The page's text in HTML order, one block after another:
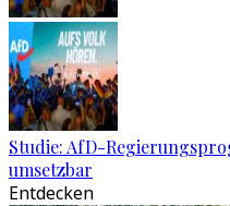
Studie: AfD-
umsetzbar
Entdecken